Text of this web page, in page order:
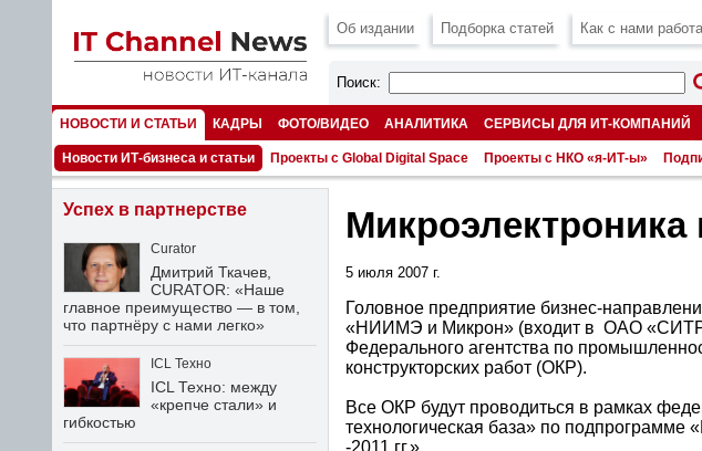
Об издании Подборка статей Как с нами
Поиск:
НОВОСТИ И СТАТЬИ КАДРЫ ФОТО/ВИДЕО АНАЛИТИКА СЕРВИСЫ ДЛЯ ИТ-КОМПАНИЙ
НОМЕРА
Новости ИТ-бизнеса и статьи Проекты с Global Digital Space Проекты с НКО «я-ИТ-ы»
5 июля 2007 г.
Головное предприятие бизнес-
«НИИМЭ и Микрон» (входит в ОАО
Федерального агентства по
конструкторских работ (ОКР).
Все ОКР будут проводиться в рамках
технологическая база» по подпрограмме
-2011 гг.».
Успех в партнерстве
Curator
Дмитрий Ткачев,
CURATOR: «Наше
главное преимущество — в том,
что партнёру с нами легко»
ICL Техно
ICL Техно: между
«крепче стали» и
гибкостью